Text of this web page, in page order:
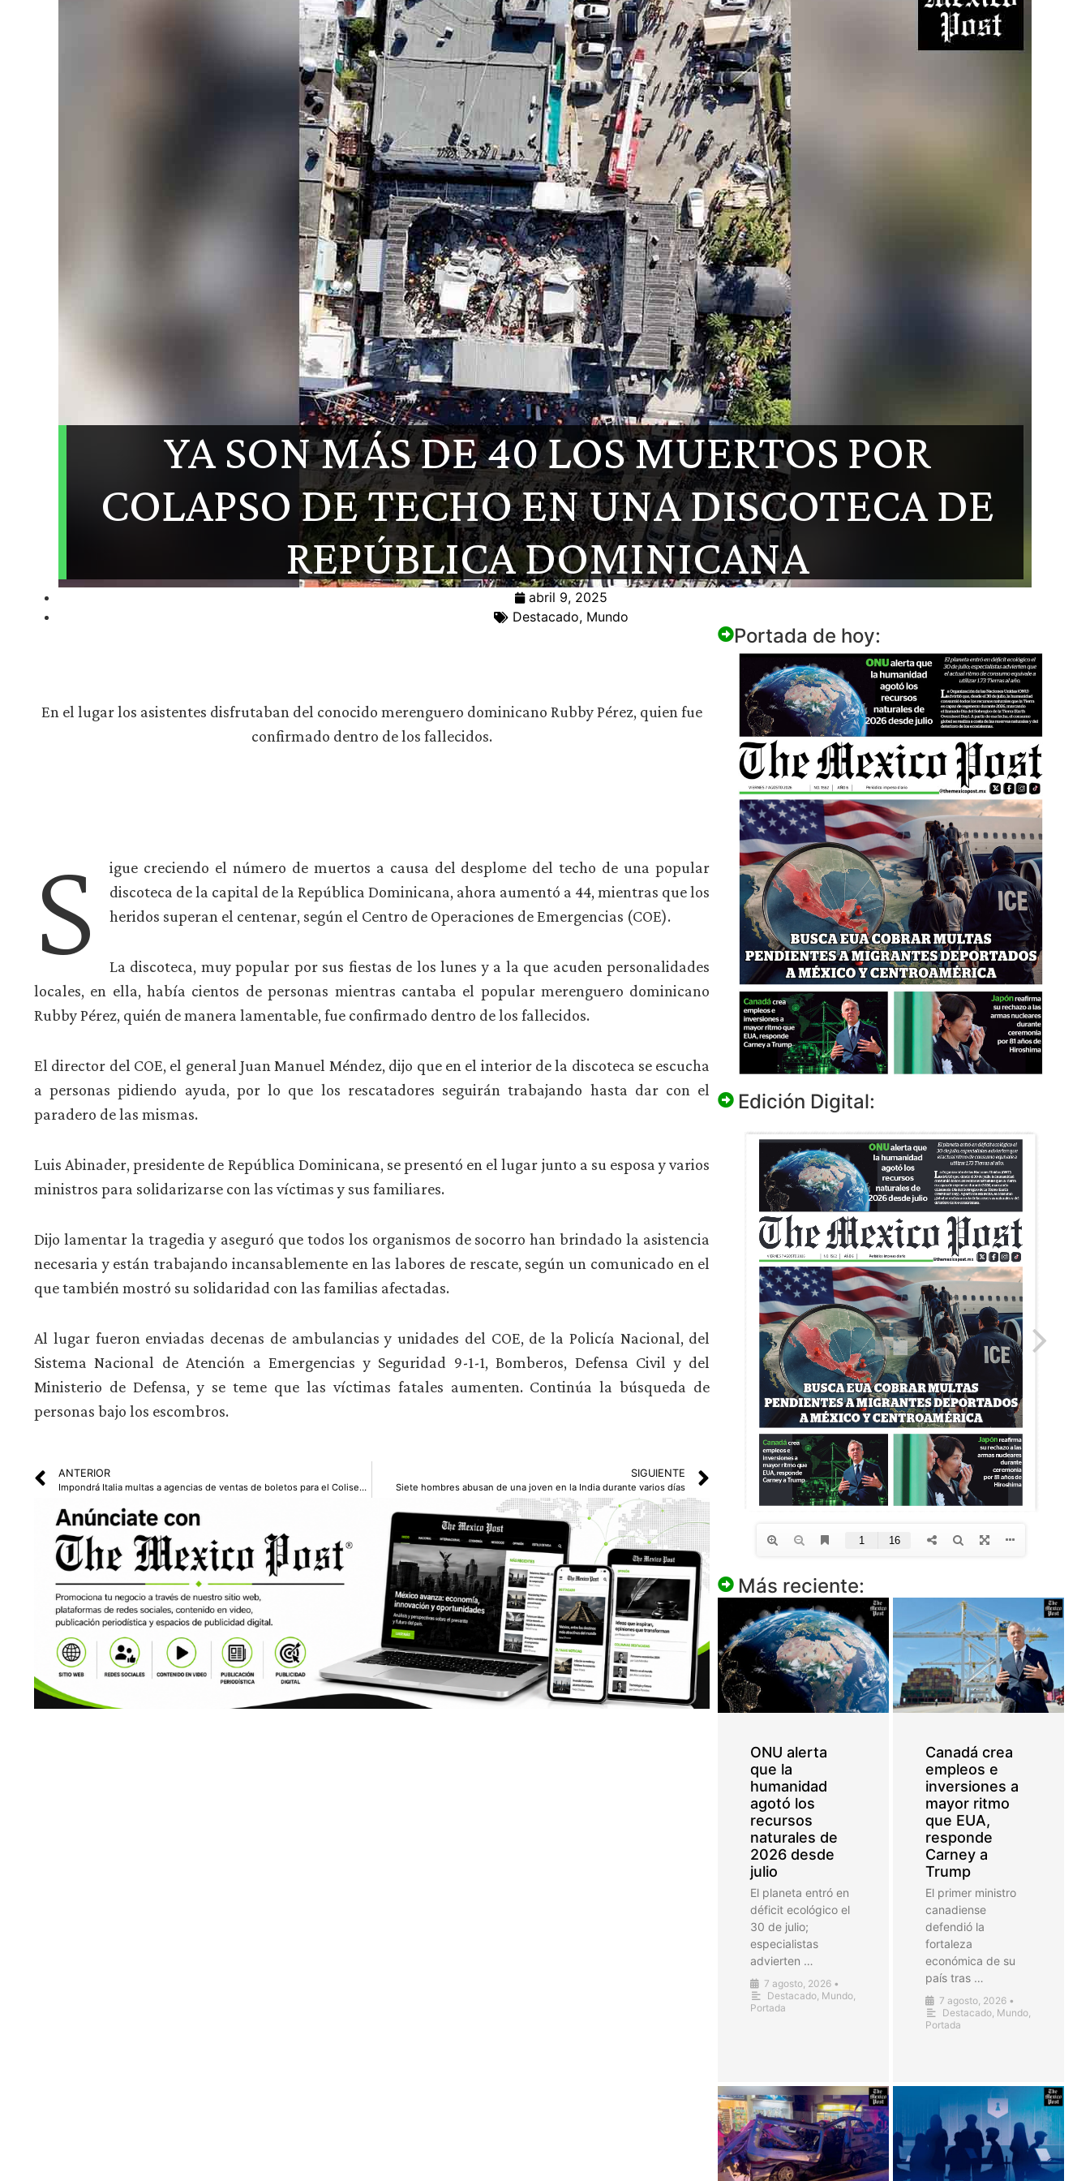
YA SON MÁS DE 40 LOS MUERTOS POR
COLAPSO DE TECHO EN UNA DISCOTECA DE
REPÚBLICA DOMINICANA
abril 9, 2025
Destacado, Mundo
En el lugar los asistentes disfrutaban del conocido merenguero dominicano Rubby Pérez, quien fue
confirmado dentro de los fallecidos.
S
igue creciendo el número de muertos a causa del desplome del techo de una popular
discoteca de la capital de la República Dominicana, ahora aumentó a 44, mientras que los
heridos superan el centenar, según el Centro de Operaciones de Emergencias (COE).
La discoteca, muy popular por sus fiestas de los lunes y a la que acuden personalidades
locales, en ella, había cientos de personas mientras cantaba el popular merenguero dominicano
Rubby Pérez, quién de manera lamentable, fue confirmado dentro de los fallecidos.
El director del COE, el general Juan Manuel Méndez, dijo que en el interior de la discoteca se escucha
a personas pidiendo ayuda, por lo que los rescatadores seguirán trabajando hasta dar con el
paradero de las mismas.
Luis Abinader, presidente de República Dominicana, se presentó en el lugar junto a su esposa y varios
ministros para solidarizarse con las víctimas y sus familiares.
Dijo lamentar la tragedia y aseguró que todos los organismos de socorro han brindado la asistencia
necesaria y están trabajando incansablemente en las labores de rescate, según un comunicado en el
que también mostró su solidaridad con las familias afectadas.
Al lugar fueron enviadas decenas de ambulancias y unidades del COE, de la Policía Nacional, del
Sistema Nacional de Atención a Emergencias y Seguridad 9-1-1, Bomberos, Defensa Civil y del
Ministerio de Defensa, y se teme que las víctimas fatales aumenten. Continúa la búsqueda de
personas bajo los escombros.
ANTERIOR
Impondrá Italia multas a agencias de ventas de boletos para el Coliseo en Roma
SIGUIENTE
Siete hombres abusan de una joven en la India durante varios días
Portada de hoy:
Edición Digital:
Más reciente:
ONU alerta
que la
humanidad
agotó los
recursos
naturales de
2026 desde
julio
El planeta entró en
déficit ecológico el
30 de julio;
especialistas
advierten …
7 agosto, 2026 •
Destacado Mundo
Portada
Canadá crea
empleos e
inversiones a
mayor ritmo
que EUA,
responde
Carney a
Trump
El primer ministro
canadiense
defendió la
fortaleza
económica de su
país tras …
7 agosto, 2026 •
Destacado Mundo
Portada